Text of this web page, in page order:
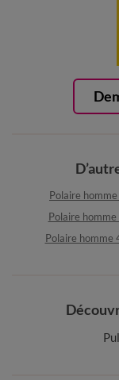
Polaire
Polaire homme
Polaire homme